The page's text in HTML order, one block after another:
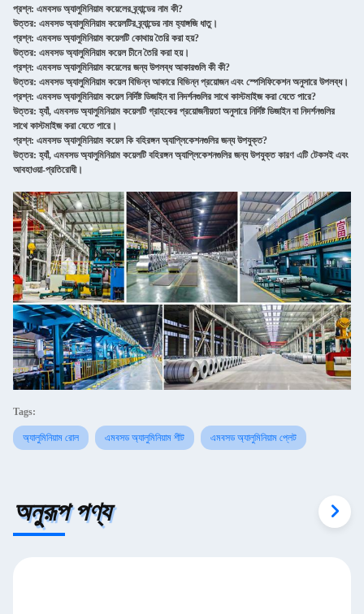
প্রশ্ন: এমবসড অ্যালুমিনিয়াম কয়েলের ব্র্যান্ডের নাম কী?
উত্তর: এমবসড অ্যালুমিনিয়াম কয়েলটির ব্র্যান্ডের নাম হ্যাঙ্গজি ধাতু।
প্রশ্ন: এমবসড অ্যালুমিনিয়াম কয়েলটি কোথায় তৈরি করা হয়?
উত্তর: এমবসড অ্যালুমিনিয়াম কয়েল চীনে তৈরি করা হয়।
প্রশ্ন: এমবসড অ্যালুমিনিয়াম কয়েলের জন্য উপলব্ধ আকারগুলি কী কী?
উত্তর: এমবসড অ্যালুমিনিয়াম কয়েল বিভিন্ন আকারে বিভিন্ন প্রয়োজন এবং স্পেসিফিকেশন অনুসারে উপলব্ধ।
প্রশ্ন: এমবসড অ্যালুমিনিয়াম কয়েল নির্দিষ্ট ডিজাইন বা নিদর্শনগুলির সাথে কাস্টমাইজ করা যেতে পারে?
উত্তর: হ্যাঁ, এমবসড অ্যালুমিনিয়াম কয়েলটি গ্রাহকের প্রয়োজনীয়তা অনুসারে নির্দিষ্ট ডিজাইন বা নিদর্শনগুলির
সাথে কাস্টমাইজ করা যেতে পারে।
প্রশ্ন: এমবসড অ্যালুমিনিয়াম কয়েল কি বহিরঙ্গন অ্যাপ্লিকেশনগুলির জন্য উপযুক্ত?
উত্তর: হ্যাঁ, এমবসড অ্যালুমিনিয়াম কয়েলটি বহিরঙ্গন অ্যাপ্লিকেশনগুলির জন্য উপযুক্ত কারণ এটি টেকসই এবং
আবহাওয়া-প্রতিরোধী।
Tags:
অ্যালুমিনিয়াম রোল এমবসড অ্যালুমিনিয়াম শীট এমবসড অ্যালুমিনিয়াম প্লেট
অনুরূপ পণ্য